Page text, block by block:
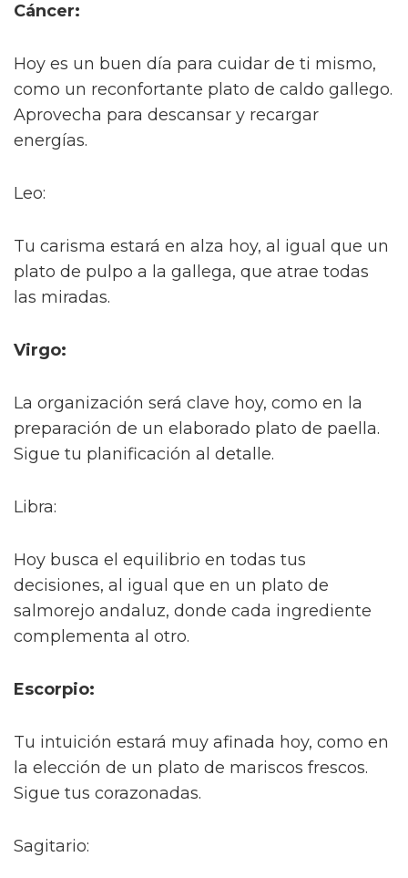
Cáncer:
Hoy es un buen día para cuidar de ti mismo,
como un reconfortante plato de caldo gallego.
Aprovecha para descansar y recargar
energías.
Leo:
Tu carisma estará en alza hoy, al igual que un
plato de pulpo a la gallega, que atrae todas
las miradas.
Virgo:
La organización será clave hoy, como en la
preparación de un elaborado plato de paella.
Sigue tu planificación al detalle.
Libra:
Hoy busca el equilibrio en todas tus
decisiones, al igual que en un plato de
salmorejo andaluz, donde cada ingrediente
complementa al otro.
Escorpio:
Tu intuición estará muy afinada hoy, como en
la elección de un plato de mariscos frescos.
Sigue tus corazonadas.
Sagitario: